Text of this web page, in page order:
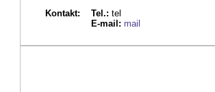
Kontakt: Tel.: tel
E-mail: mail